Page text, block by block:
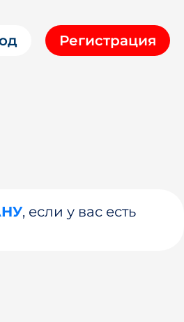
Регистрация
, если у вас есть